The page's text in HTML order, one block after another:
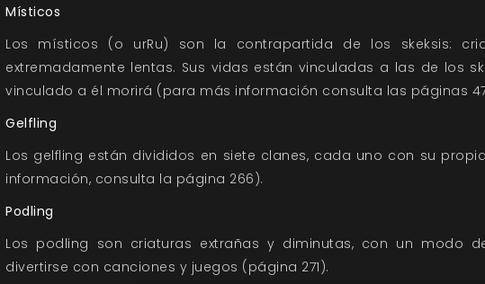
Místicos
Los místicos (o urRu) son la contrapartida de los skeksis:
extremadamente lentas. Sus vidas están vinculadas a las de los
vinculado a él morirá (para más información consulta las páginas
Gelfling
Los gelfling están divididos en siete clanes, cada uno con su
información, consulta la página 266).
Podling
Los podling son criaturas extrañas y diminutas, con un modo
divertirse con canciones y juegos (página 271).